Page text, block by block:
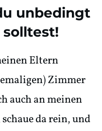
unbedingt
solltest!
Eltern
Zimmer
auch an meinen
da rein, und